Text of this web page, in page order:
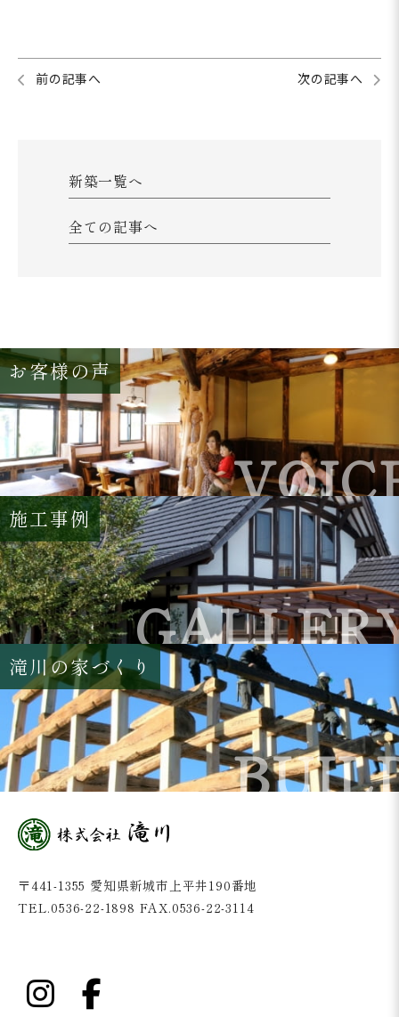
前の記事へ 次の記事へ
新築一覧へ
全ての記事へ
お客様の声
施工事例
滝川の家づくり
〒441-1355 愛知県新城市上平井190番地
TEL.0536-22-1898 FAX.0536-22-3114